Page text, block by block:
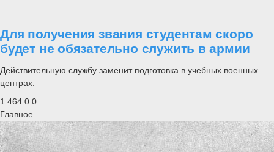
Для получения звания студентам скоро
будет не обязательно служить в армии
Действительную службу заменит подготовка в учебных военных
центрах.
1 464 0 0
Главное